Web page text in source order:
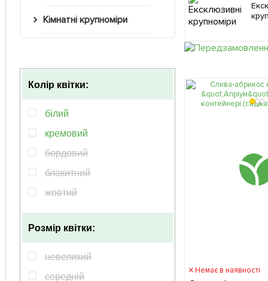
Кімнатні крупноміри
Колір квітки:
білий
кремовий
бордовий
блакитний
жовтий
зелений
кораловий
коричневий
червоний
Розмір квітки:
невеликий
середній
Ексклюзивні
Немає в наявності